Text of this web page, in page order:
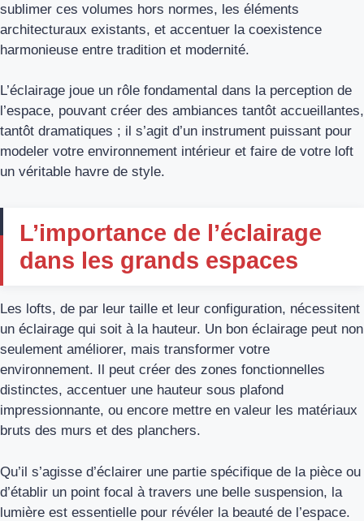
sublimer ces volumes hors normes, les éléments
architecturaux existants, et accentuer la coexistence
harmonieuse entre tradition et modernité.
L’éclairage joue un rôle fondamental dans la perception de
l’espace, pouvant créer des ambiances tantôt accueillantes,
tantôt dramatiques ; il s’agit d’un instrument puissant pour
modeler votre environnement intérieur et faire de votre loft
un véritable havre de style.
L’importance de l’éclairage
dans les grands espaces
Les lofts, de par leur taille et leur configuration, nécessitent
un éclairage qui soit à la hauteur. Un bon éclairage peut non
seulement améliorer, mais transformer votre
environnement. Il peut créer des zones fonctionnelles
distinctes, accentuer une hauteur sous plafond
impressionnante, ou encore mettre en valeur les matériaux
bruts des murs et des planchers.
Qu’il s’agisse d’éclairer une partie spécifique de la pièce ou
d’établir un point focal à travers une belle suspension, la
lumière est essentielle pour révéler la beauté de l’espace.